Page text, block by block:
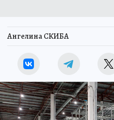
Ангелина СКИБА